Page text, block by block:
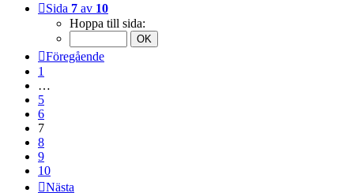
Sida 7 av 10
Hoppa till sida:
Föregående
1
…
5
6
7
8
9
10
Nästa